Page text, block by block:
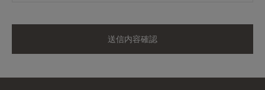
送信内容確認